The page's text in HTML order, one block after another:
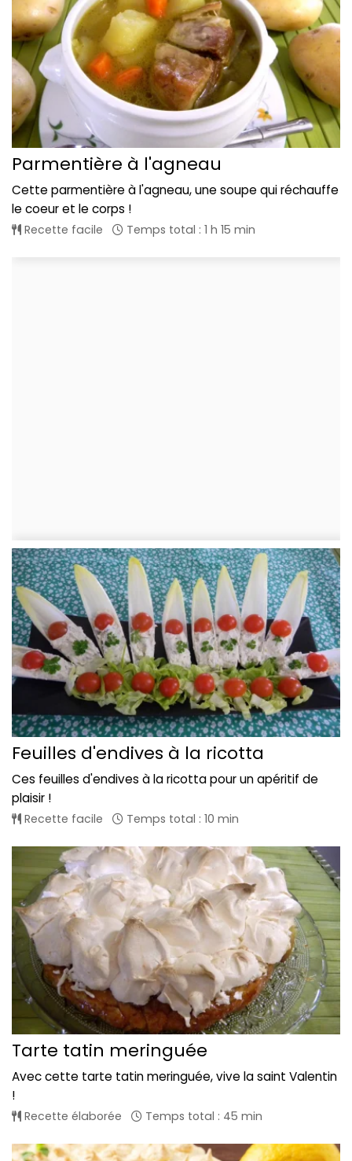
Parmentière à l'agneau
Cette parmentière à l'agneau, une soupe qui réchauffe
le coeur et le corps !
Recette facile Temps total : 1 h 15 min
Feuilles d'endives à la ricotta
Ces feuilles d'endives à la ricotta pour un apéritif de
plaisir !
Recette facile Temps total : 10 min
Tarte tatin meringuée
Avec cette tarte tatin meringuée, vive la saint Valentin
!
Recette élaborée Temps total : 45 min